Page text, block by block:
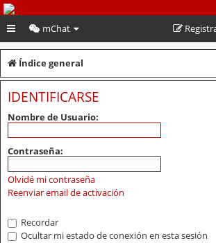
PeruVoley.com
mChat
Índice general
IDENTIFICARSE
Nombre de Usuario:
Contraseña:
Olvidé mi contraseña
Reenviar email de activación
Recordar
Ocultar mi estado de conexión en esta sesión